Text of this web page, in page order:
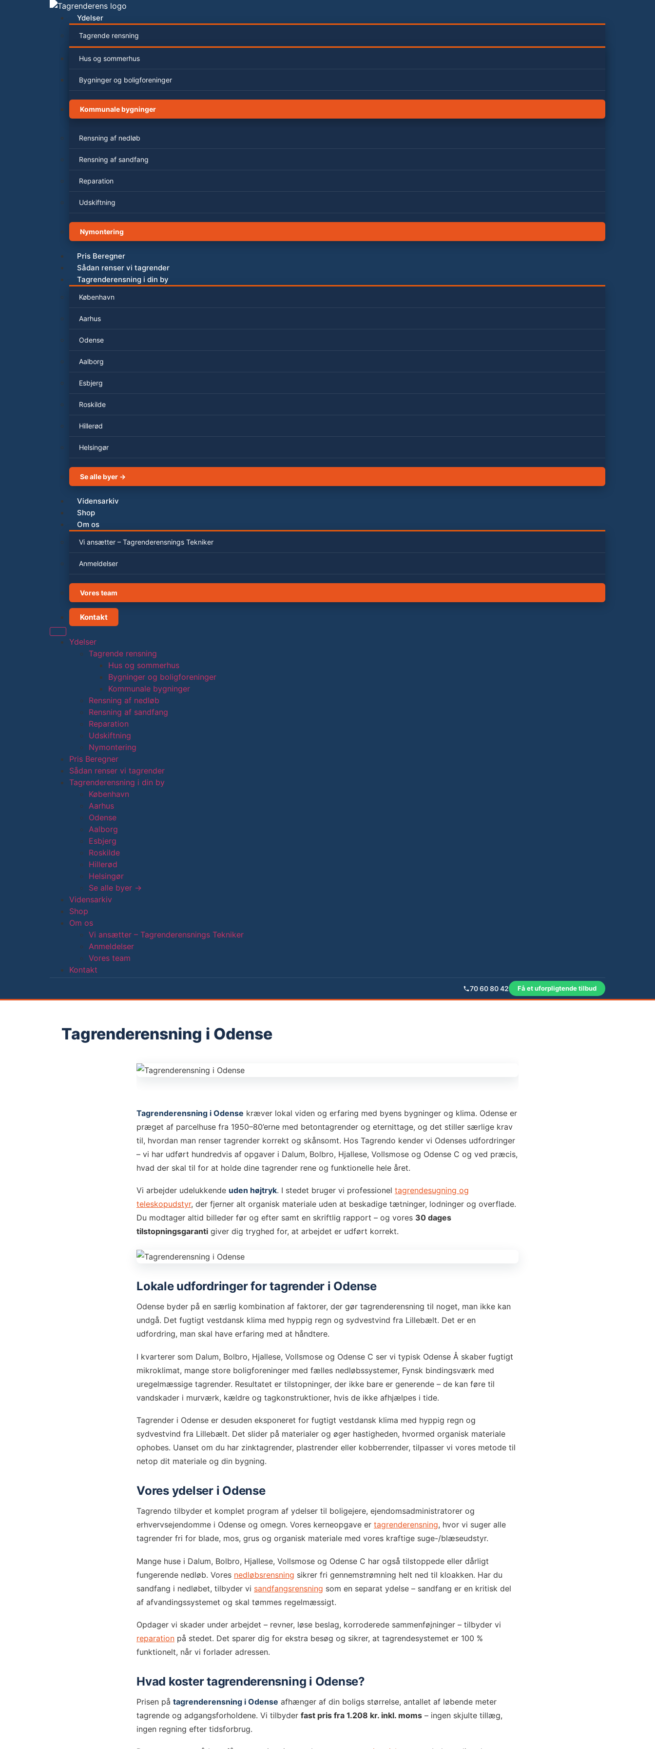
Ydelser
Tagrende rensning
Hus og sommerhus
Bygninger og boligforeninger
Kommunale bygninger
Rensning af nedløb
Rensning af sandfang
Reparation
Udskiftning
Nymontering
Pris Beregner
Sådan renser vi tagrender
Tagrenderensning i din by
København
Aarhus
Odense
Aalborg
Esbjerg
Roskilde
Hillerød
Helsingør
Se alle byer →
Vidensarkiv
Shop
Om os
Vi ansætter – Tagrenderensnings Tekniker
Anmeldelser
Vores team
Kontakt
Ydelser
Tagrende rensning
Hus og sommerhus
Bygninger og boligforeninger
Kommunale bygninger
Rensning af nedløb
Rensning af sandfang
Reparation
Udskiftning
Nymontering
Pris Beregner
Sådan renser vi tagrender
Tagrenderensning i din by
København
Aarhus
Odense
Aalborg
Esbjerg
Roskilde
Hillerød
Helsingør
Se alle byer →
Vidensarkiv
Shop
Om os
Vi ansætter – Tagrenderensnings Tekniker
Anmeldelser
Vores team
Kontakt
70 60 80 42 Få et uforpligtende tilbud
Tagrenderensning i Odense
Tagrenderensning i Odense kræver lokal viden og erfaring med byens bygninger og klima. Odense er
præget af parcelhuse fra 1950–80’erne med betontagrender og eternittage, og det stiller særlige krav
til, hvordan man renser tagrender korrekt og skånsomt. Hos Tagrendo kender vi Odenses udfordringer
– vi har udført hundredvis af opgaver i Dalum, Bolbro, Hjallese, Vollsmose og Odense C og ved præcis,
hvad der skal til for at holde dine tagrender rene og funktionelle hele året.
Vi arbejder udelukkende uden højtryk. I stedet bruger vi professionel tagrendesugning og
teleskopudstyr, der fjerner alt organisk materiale uden at beskadige tætninger, lodninger og overflade.
Du modtager altid billeder før og efter samt en skriftlig rapport – og vores 30 dages
tilstopningsgaranti giver dig tryghed for, at arbejdet er udført korrekt.
Lokale udfordringer for tagrender i Odense
Odense byder på en særlig kombination af faktorer, der gør tagrenderensning til noget, man ikke kan
undgå. Det fugtigt vestdansk klima med hyppig regn og sydvestvind fra Lillebælt. Det er en
udfordring, man skal have erfaring med at håndtere.
I kvarterer som Dalum, Bolbro, Hjallese, Vollsmose og Odense C ser vi typisk Odense Å skaber fugtigt
mikroklimat, mange store boligforeninger med fælles nedløbssystemer, Fynsk bindingsværk med
uregelmæssige tagrender. Resultatet er tilstopninger, der ikke bare er generende – de kan føre til
vandskader i murværk, kældre og tagkonstruktioner, hvis de ikke afhjælpes i tide.
Tagrender i Odense er desuden eksponeret for fugtigt vestdansk klima med hyppig regn og
sydvestvind fra Lillebælt. Det slider på materialer og øger hastigheden, hvormed organisk materiale
ophobes. Uanset om du har zinktagrender, plastrender eller kobberrender, tilpasser vi vores metode til
netop dit materiale og din bygning.
Vores ydelser i Odense
Tagrendo tilbyder et komplet program af ydelser til boligejere, ejendomsadministratorer og
erhvervsejendomme i Odense og omegn. Vores kerneopgave er tagrenderensning, hvor vi suger alle
tagrender fri for blade, mos, grus og organisk materiale med vores kraftige suge-/blæseudstyr.
Mange huse i Dalum, Bolbro, Hjallese, Vollsmose og Odense C har også tilstoppede eller dårligt
fungerende nedløb. Vores nedløbsrensning sikrer fri gennemstrømning helt ned til kloakken. Har du
sandfang i nedløbet, tilbyder vi sandfangsrensning som en separat ydelse – sandfang er en kritisk del
af afvandingssystemet og skal tømmes regelmæssigt.
Opdager vi skader under arbejdet – revner, løse beslag, korroderede sammenføjninger – tilbyder vi
reparation på stedet. Det sparer dig for ekstra besøg og sikrer, at tagrendesystemet er 100 %
funktionelt, når vi forlader adressen.
Hvad koster tagrenderensning i Odense?
Prisen på tagrenderensning i Odense afhænger af din boligs størrelse, antallet af løbende meter
tagrende og adgangsforholdene. Vi tilbyder fast pris fra 1.208 kr. inkl. moms – ingen skjulte tillæg,
ingen regning efter tidsforbrug.